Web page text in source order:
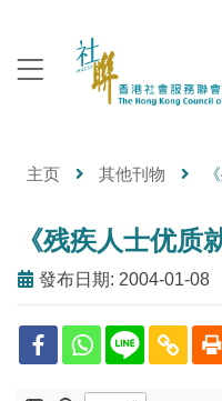
主页 其他刊物
《残疾人士优质
發布日期: 2004-01-08